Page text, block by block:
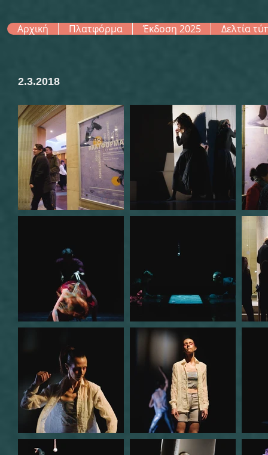
Αρχική Πλατφόρμα Έκδοση 2025 Δελτία
2.3.2018